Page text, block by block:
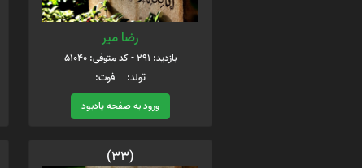
رضا میر
بازدید: 291 - کد متوفی: 51040
تولد: فوت:
ورود به صفحه یادبود
(33)